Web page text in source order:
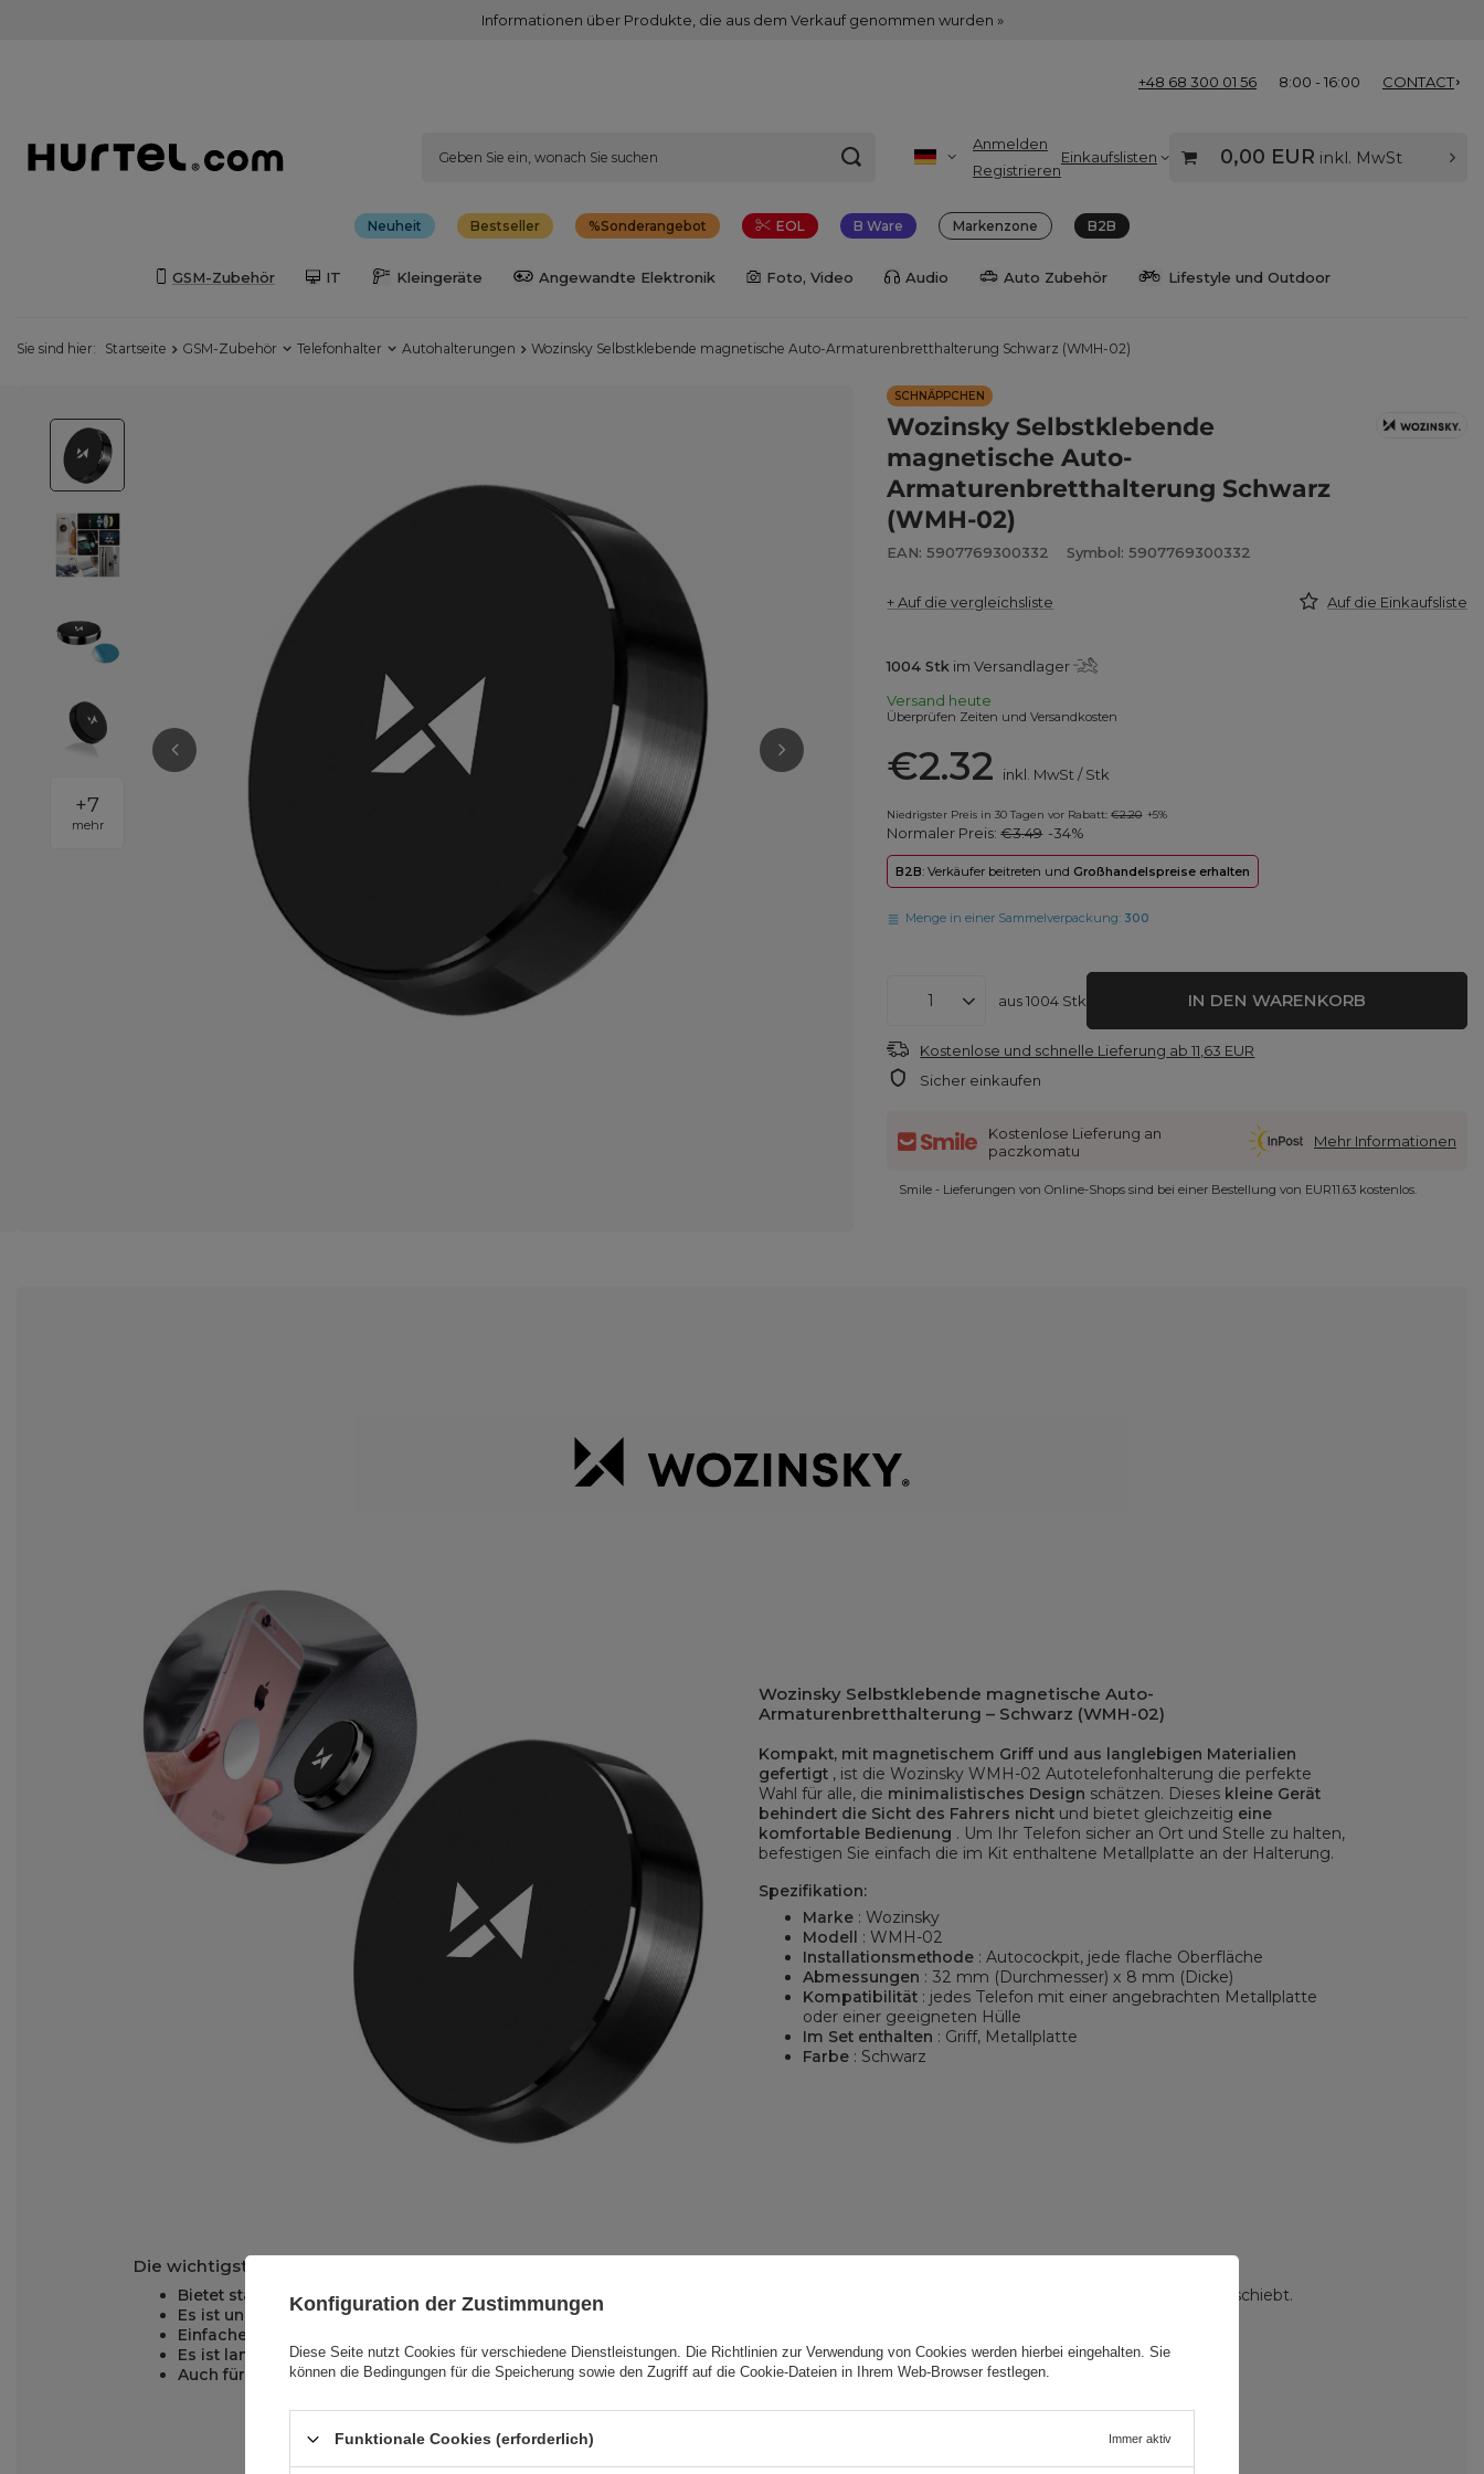
Informationen über Produkte, die aus dem Verkauf genommen wurden »
+48 68 300 01 56 8:00 - 16:00 CONTACT
Anmelden
Registrieren
Einkaufslisten 0,00 EUR inkl. MwSt
Neuheit Bestseller Sonderangebot EOL B Ware Markenzone B2B
GSM-Zubehör IT Kleingeräte Angewandte Elektronik Foto, Video Audio Auto Zubehör Lifestyle und Outdoor
Sie sind hier: Startseite GSM-Zubehör Telefonhalter Autohalterungen Wozinsky Selbstklebende magnetische Auto-Armaturenbretthalterung Schwarz (WMH-02)
+7
mehr
SCHNÄPPCHEN
Wozinsky Selbstklebende
magnetische Auto-
Armaturenbretthalterung Schwarz
(WMH-02)
EAN: 5907769300332 Symbol: 5907769300332
+ Auf die vergleichsliste Auf die Einkaufsliste
1004 Stk im Versandlager
Versand heute
Überprüfen Zeiten und Versandkosten
€2.32 inkl. MwSt /Stk
Niedrigster Preis in 30 Tagen vor Rabatt:€2.20 +5%
Normaler Preis:€3.49 -34%
B2B: Verkäufer beitreten und Großhandelspreise erhalten
Menge in einer Sammelverpackung: 300
aus1004 Stk IN DEN WARENKORB
Kostenlose und schnelle Lieferung ab11,63 EUR
Sicher einkaufen
Kostenlose Lieferung an
paczkomatu
Mehr Informationen
Smile - Lieferungen von Online-Shops sind bei einer Bestellung von EUR11.63 kostenlos.
Wozinsky Selbstklebende magnetische Auto-
Armaturenbretthalterung – Schwarz (WMH-02)
Kompakt, mit magnetischem Griff und aus langlebigen Materialien
gefertigt , ist die Wozinsky WMH-02 Autotelefonhalterung die perfekte
Wahl für alle, die minimalistisches Design schätzen. Dieses kleine Gerät
behindert die Sicht des Fahrers nicht und bietet gleichzeitig eine
komfortable Bedienung . Um Ihr Telefon sicher an Ort und Stelle zu halten,
befestigen Sie einfach die im Kit enthaltene Metallplatte an der Halterung.
Spezifikation:
Marke : Wozinsky
Modell : WMH-02
Installationsmethode : Autocockpit, jede flache Oberfläche
Abmessungen : 32 mm (Durchmesser) x 8 mm (Dicke)
Kompatibilität : jedes Telefon mit einer angebrachten Metallplatte
oder einer geeigneten Hülle
Im Set enthalten : Griff, Metallplatte
Farbe : Schwarz
Die wichtigsten Vorteile der magnetischen Autohalterung Wozinsky WMH-02:
Bietet starken, magnetischen Halt. Leistungsstarke Magnete halten Ihr Gerät sicher, ohne dass Sie befürchten müssen, dass es sich verschiebt.
Es ist unauffällig und beeinträchtigt Ihre Sicht beim Fahren nicht
Einfache Einhandbedienung
Es ist langlebig und robust. Die magnetische Autohalterung besteht aus Aluminium und Silikon.
Auch für den Einsatz zu Hause oder im Büro ist der Halter perfekt geeignet, da er auf jeder ebenen Fläche befestigt werden kann.
Konfiguration der Zustimmungen
Diese Seite nutzt Cookies für verschiedene Dienstleistungen. Die Richtlinien zur Verwendung von Cookies werden hierbei eingehalten. Sie
können die Bedingungen für die Speicherung sowie den Zugriff auf die Cookie-Dateien in Ihrem Web-Browser festlegen.
Funktionale Cookies (erforderlich) Immer aktiv